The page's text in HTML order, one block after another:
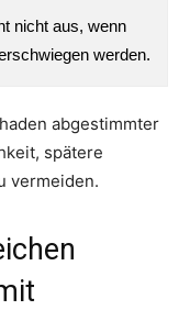
nicht aus, wenn
werden.
abgestimmter
spätere
vermeiden.